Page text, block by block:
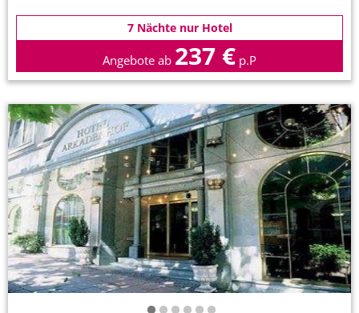
7 Nächte nur Hotel
Angebote ab 237 € p.P